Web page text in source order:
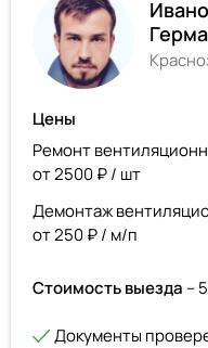
Цены
Ремонт
от 2500 ₽ / шт
Демонтаж
от 250 ₽ / м/п
Стоимость выезда –
Документы